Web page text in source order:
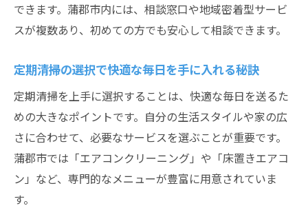
できます。蒲郡市内には、相談窓口や地域密着型サービ
スが複数あり、初めての方でも安心して相談できます。
定期清掃の選択で快適な毎日を手に入れる秘訣
定期清掃を上手に選択することは、快適な毎日を送るた
めの大きなポイントです。自分の生活スタイルや家の広
さに合わせて、必要なサービスを選ぶことが重要です。
蒲郡市では「エアコンクリーニング」や「床置きエアコ
ン」など、専門的なメニューが豊富に用意されていま
す。